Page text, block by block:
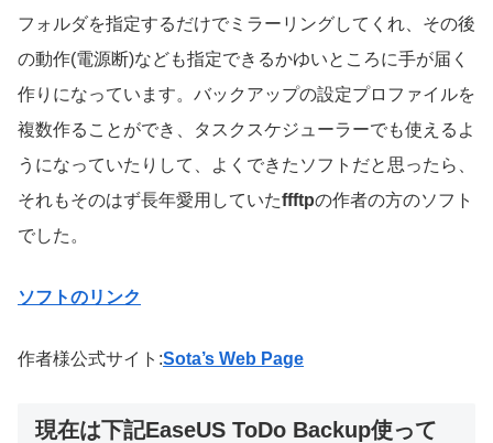
フォルダを指定するだけでミラーリングしてくれ、その後
の動作(電源断)なども指定できるかゆいところに手が届く
作りになっています。バックアップの設定プロファイルを
複数作ることができ、タスクスケジューラーでも使えるよ
うになっていたりして、よくできたソフトだと思ったら、
それもそのはず長年愛用していたffftpの作者の方のソフト
でした。
ソフトのリンク
作者様公式サイト:Sota’s Web Page
現在は下記EaseUS ToDo Backup使って